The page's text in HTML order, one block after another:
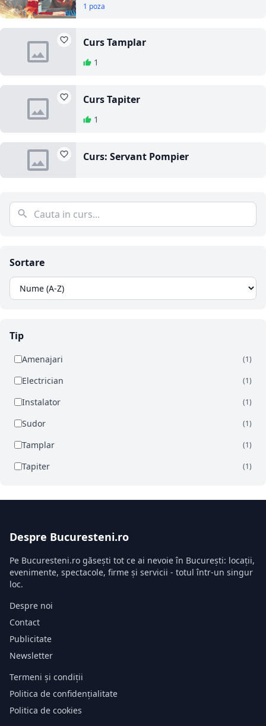
Sortare
Tip
Amenajari (1)
Electrician (1)
Instalator (1)
Sudor (1)
Tamplar (1)
Tapiter (1)
1 poza
Curs Tamplar
1
Curs Tapiter
1
Curs: Servant Pompier
Despre Bucuresteni.ro
Pe Bucuresteni.ro găsești tot ce ai nevoie în București: locații,
evenimente, spectacole, firme și servicii - totul într-un singur
loc.
Despre noi
Contact
Publicitate
Newsletter
Termeni și condiții
Politica de confidențialitate
Politica de cookies